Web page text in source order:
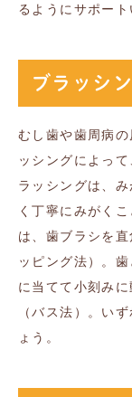
るようにサポート
ブラッシ
むし歯や歯周病
ッシングによっ
ラッシングは、
く丁寧にみがく
は、歯ブラシを
ッピング法）。
に当てて小刻み
（バス法）。い
ょう。